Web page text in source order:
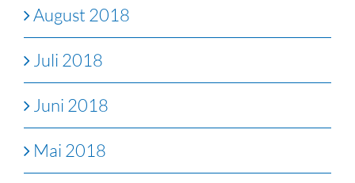
August 2018
Juli 2018
Juni 2018
Mai 2018